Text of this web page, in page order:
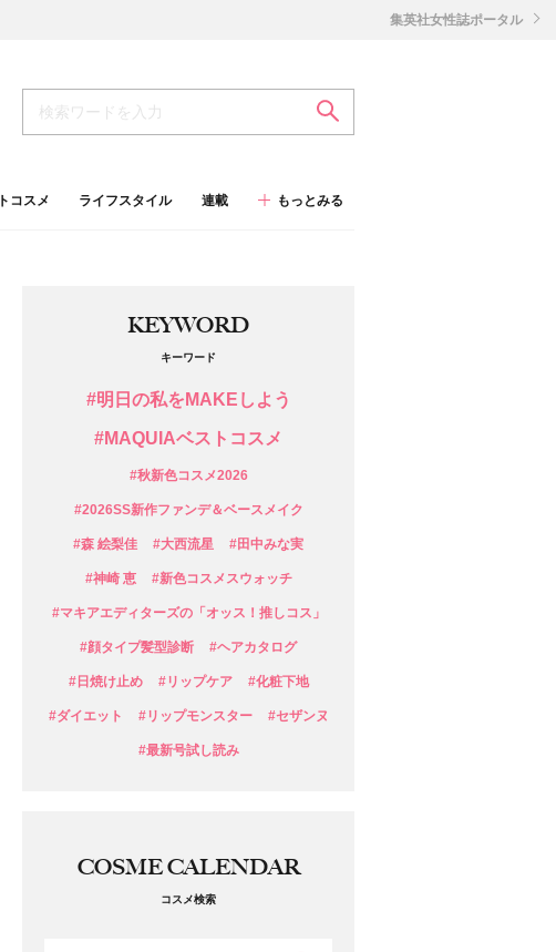
コスメ ライフスタイル 連載 もっとみる
集英社女性誌ポータル
KEYWORD
キーワード
#明日の私をMAKEしよう
#MAQUIAベストコスメ
#秋新色コスメ2026
#2026SS新作ファンデ＆ベースメイク
#森 絵梨佳 #大西流星 #田中みな実
#神崎 恵 #新色コスメスウォッチ
#マキアエディターズの「オッス！推しコス」
#顔タイプ髪型診断 #ヘアカタログ
#日焼け止め #リップケア #化粧下地
#ダイエット #リップモンスター #セザンヌ
#最新号試し読み
COSME CALENDAR
コスメ検索